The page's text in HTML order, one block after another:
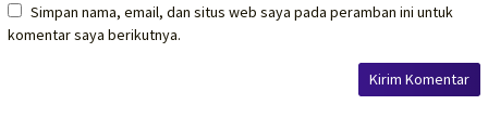
Simpan nama, email, dan situs web saya pada peramban ini untuk
komentar saya berikutnya.